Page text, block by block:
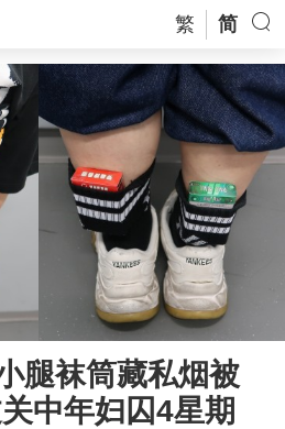
繁 简
腿袜筒藏私烟被
中年妇囚4星期